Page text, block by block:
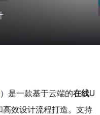
）是一款基于云端的在线U
高效设计流程打造。支持